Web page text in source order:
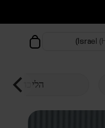
הליכה